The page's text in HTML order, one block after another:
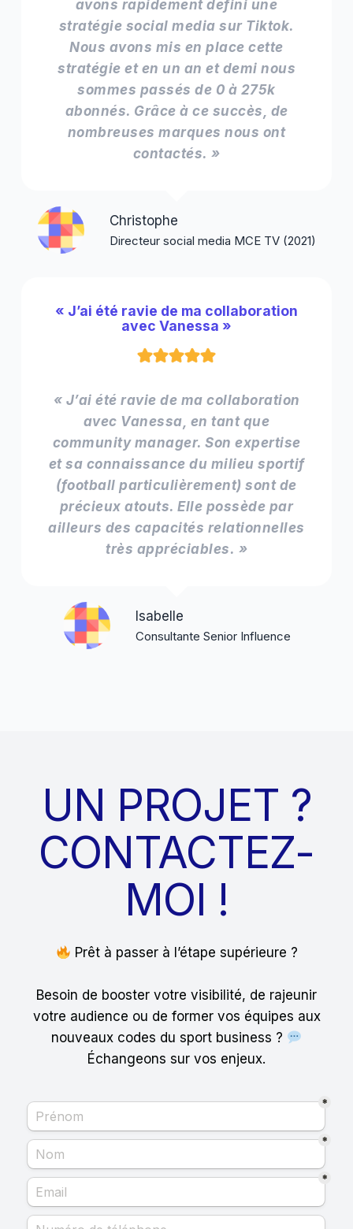
avons rapidement défini une
stratégie social media sur Tiktok.
Nous avons mis en place cette
stratégie et en un an et demi nous
sommes passés de 0 à 275k
abonnés. Grâce à ce succès, de
nombreuses marques nous ont
contactés. »
Christophe
Directeur social media MCE TV (2021)
« J’ai été ravie de ma collaboration
avec Vanessa »
« J’ai été ravie de ma collaboration
avec Vanessa, en tant que
community manager. Son expertise
et sa connaissance du milieu sportif
(football particulièrement) sont de
précieux atouts. Elle possède par
ailleurs des capacités relationnelles
très appréciables. »
Isabelle
Consultante Senior Influence
UN PROJET ?
CONTACTEZ-
MOI !
Prêt à passer à l’étape supérieure ?
Besoin de booster votre visibilité, de rajeunir
votre audience ou de former vos équipes aux
nouveaux codes du sport business ?
Échangeons sur vos enjeux.